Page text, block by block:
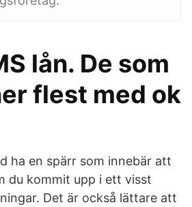
lån. De som
flest med ok
ha en spärr som innebär att
du kommit upp i ett visst
Det är också lättare att